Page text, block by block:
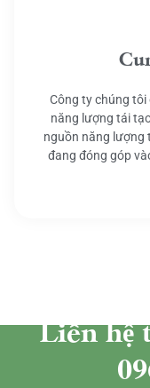
Công ty chúng tôi
năng lượng tái
nguồn năng lượng
đang đóng góp
Liên hệ